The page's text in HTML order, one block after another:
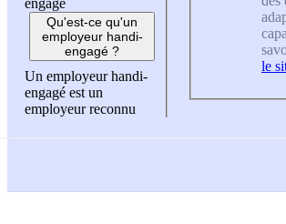
engagé
Qu'est-ce qu'un
employeur handi-
engagé ?
Un employeur handi-
engagé est un
employeur reconnu
le